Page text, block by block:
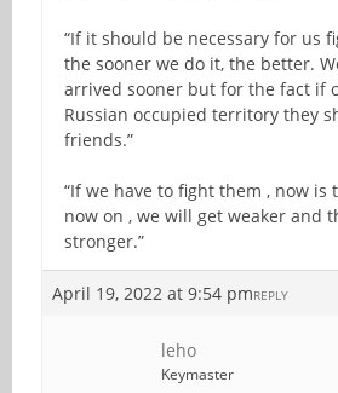
“If it should be necessary for us
the sooner we do it, the better.
arrived sooner but for the fact if
Russian occupied territory they
friends.”
“If we have to fight them , now is
now on , we will get weaker and
stronger.”
April 19, 2022 at 9:54 pmREPLY
leho
Keymaster